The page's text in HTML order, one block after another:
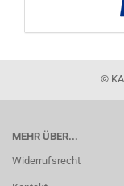
©
MEHR ÜBER...
Widerrufsrecht